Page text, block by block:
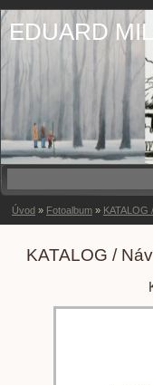
EDUARD
Úvod » Fotoalbum » KATALOG
KATALOG /